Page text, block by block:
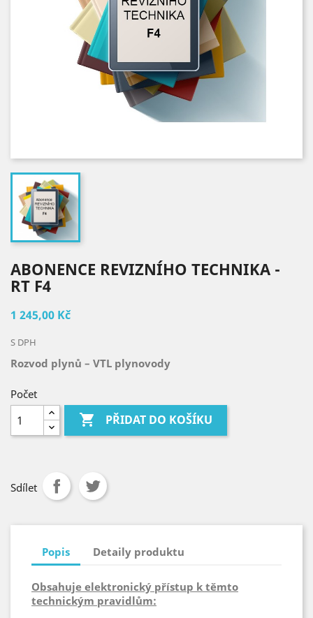
ABONENCE REVIZNÍHO TECHNIKA -
RT F4
1 245,00 Kč
S DPH
Rozvod plynů – VTL plynovody
Počet
 PŘIDAT DO KOŠÍKU
Sdílet
Popis Detaily produktu
Obsahuje elektronický přístup k těmto
technickým pravidlům: